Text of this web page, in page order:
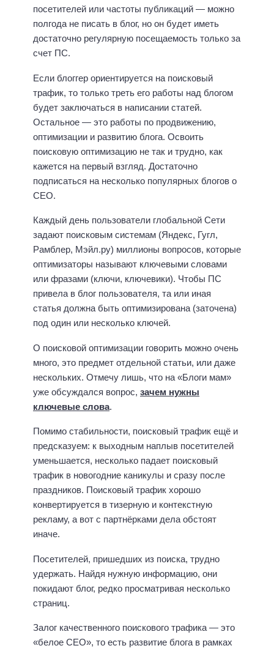
посетителей или частоты публикаций — можно
полгода не писать в блог, но он будет иметь
достаточно регулярную посещаемость только за
счет ПС.
Если блоггер ориентируется на поисковый
трафик, то только треть его работы над блогом
будет заключаться в написании статей.
Остальное — это работы по продвижению,
оптимизации и развитию блога. Освоить
поисковую оптимизацию не так и трудно, как
кажется на первый взгляд. Достаточно
подписаться на несколько популярных блогов о
СЕО.
Каждый день пользователи глобальной Сети
задают поисковым системам (Яндекс, Гугл,
Рамблер, Мэйл.ру) миллионы вопросов, которые
оптимизаторы называют ключевыми словами
или фразами (ключи, ключевики). Чтобы ПС
привела в блог пользователя, та или иная
статья должна быть оптимизирована (заточена)
под один или несколько ключей.
О поисковой оптимизации говорить можно очень
много, это предмет отдельной статьи, или даже
нескольких. Отмечу лишь, что на «Блоги мам»
уже обсуждался вопрос, зачем нужны
ключевые слова.
Помимо стабильности, поисковый трафик ещё и
предсказуем: к выходным наплыв посетителей
уменьшается, несколько падает поисковый
трафик в новогодние каникулы и сразу после
праздников. Поисковый трафик хорошо
конвертируется в тизерную и контекстную
рекламу, а вот с партнёрками дела обстоят
иначе.
Посетителей, пришедших из поиска, трудно
удержать. Найдя нужную информацию, они
покидают блог, редко просматривая несколько
страниц.
Залог качественного поискового трафика — это
«белое СЕО», то есть развитие блога в рамках